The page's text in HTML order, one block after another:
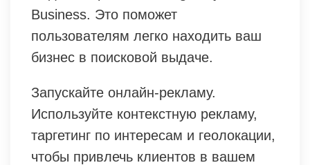
Business. Это поможет
пользователям легко находить ваш
бизнес в поисковой выдаче.
Запускайте онлайн-рекламу.
Используйте контекстную рекламу,
таргетинг по интересам и геолокации,
чтобы привлечь клиентов в вашем